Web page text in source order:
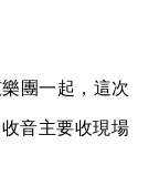
團一起，這次
音主要收現場